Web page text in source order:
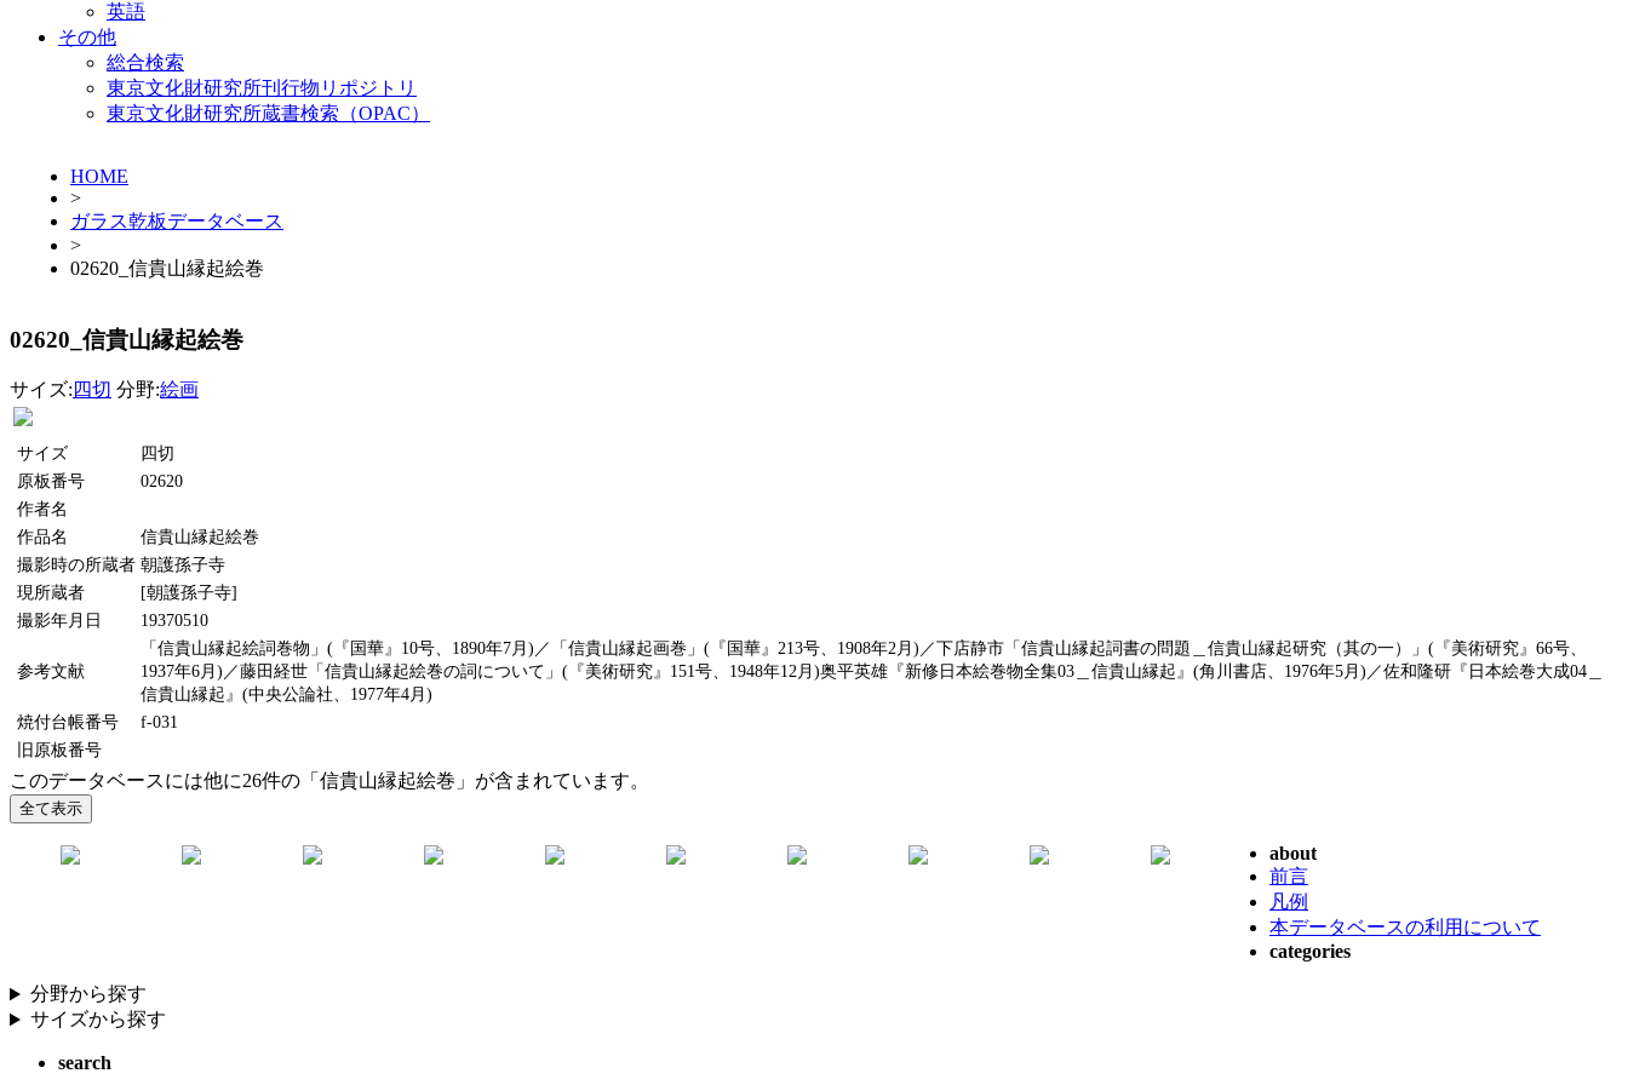
英語
その他
総合検索
東京文化財研究所刊行物リポジトリ
東京文化財研究所蔵書検索（OPAC）
HOME
>
ガラス乾板データベース
>
02620_信貴山縁起絵巻
02620_信貴山縁起絵巻
サイズ: 四切 分野:絵画
サイズ
四切
原板番号
02620
作者名
作品名
信貴山縁起絵巻
撮影時の所蔵者 朝護孫子寺
現所蔵者
[朝護孫子寺]
撮影年月日
19370510
参考文献
「信貴山縁起絵詞巻物」(『国華』10号、1890年7月)／「信貴山縁起画巻」(『国華』213号、1908年2月)／下店静市「信貴山縁起詞書の問題＿信貴山縁起研究（其の一）」(『美術研究』66号、
1937年6月)／藤田経世「信貴山縁起絵巻の詞について」(『美術研究』151号、1948年12月)奥平英雄『新修日本絵巻物全集03＿信貴山縁起』(角川書店、1976年5月)／佐和隆研『日本絵巻大成04＿
信貴山縁起』(中央公論社、1977年4月)
焼付台帳番号
f-031
旧原板番号
このデータベースには他に26件の「信貴山縁起絵巻」が含まれています。
about
前言
凡例
本データベースの利用について
categories
分野から探す
サイズから探す
search